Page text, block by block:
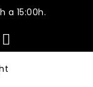
a 15:00h.
